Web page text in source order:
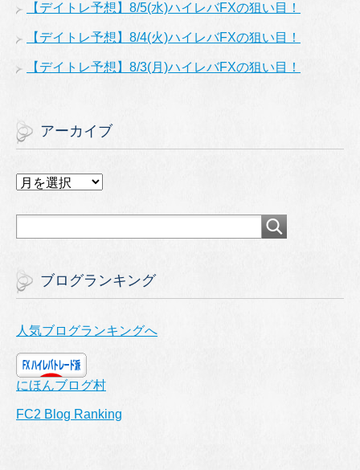
【デイトレ予想】8/5(水)ハイレバFXの狙い目！
【デイトレ予想】8/4(火)ハイレバFXの狙い目！
【デイトレ予想】8/3(月)ハイレバFXの狙い目！
アーカイブ
ア
カ
ブログランキング
人気ブログランキングへ
にほんブログ村
FC2 Blog Ranking